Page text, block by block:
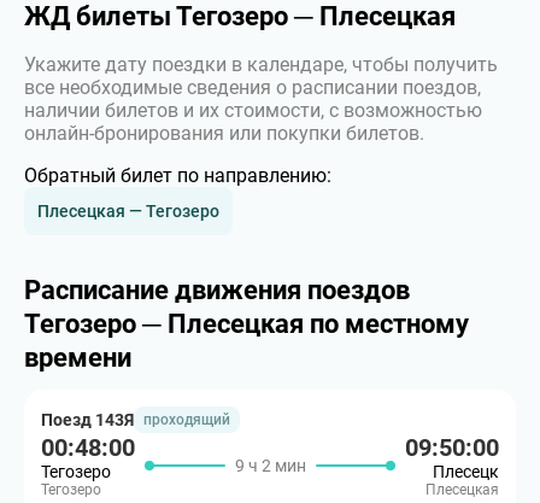
ЖД билеты Тегозеро ─ Плесецкая
Укажите дату поездки в календаре, чтобы получить
все необходимые сведения о расписании поездов,
наличии билетов и их стоимости, с возможностью
онлайн-бронирования или покупки билетов.
Обратный билет по направлению:
Плесецкая — Тегозеро
Расписание движения поездов
Тегозеро ─ Плесецкая по местному
времени
Поезд 143Я проходящий
00:48:00
Тегозеро
Тегозеро
9 ч 2 мин
09:50:00
Плесецк
Плесецкая